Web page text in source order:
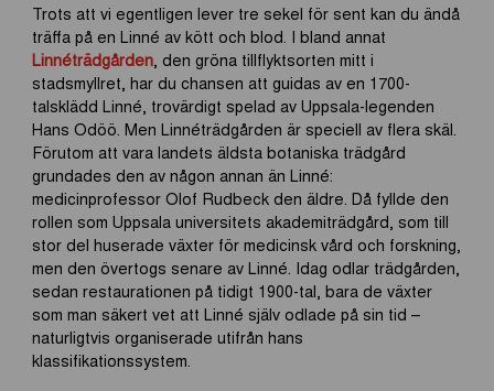
Trots att vi egentligen lever tre sekel för sent kan du ändå
träffa på en Linné av kött och blod. I bland annat
Linnéträdgården, den gröna tillflyktsorten mitt i
stadsmyllret, har du chansen att guidas av en 1700-
talsklädd Linné, trovärdigt spelad av Uppsala-legenden
Hans Odöö. Men Linnéträdgården är speciell av flera skäl.
Förutom att vara landets äldsta botaniska trädgård
grundades den av någon annan än Linné:
medicinprofessor Olof Rudbeck den äldre. Då fyllde den
rollen som Uppsala universitets akademiträdgård, som till
stor del huserade växter för medicinsk vård och forskning,
men den övertogs senare av Linné. Idag odlar trädgården,
sedan restaurationen på tidigt 1900-tal, bara de växter
som man säkert vet att Linné själv odlade på sin tid –
naturligtvis organiserade utifrån hans
klassifikationssystem.